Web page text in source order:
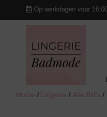
Op werkdagen voor
Home / Lingerie / Alle BH's /